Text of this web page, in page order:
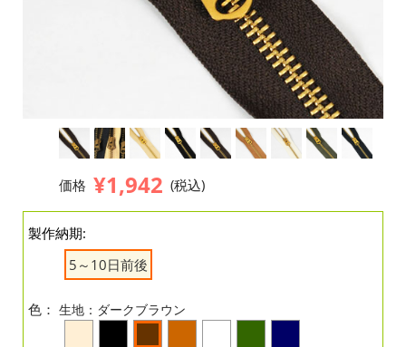
価格 ¥1,942 (税込)
製作納期:
5～10日前後
色： 生地：ダークブラウン